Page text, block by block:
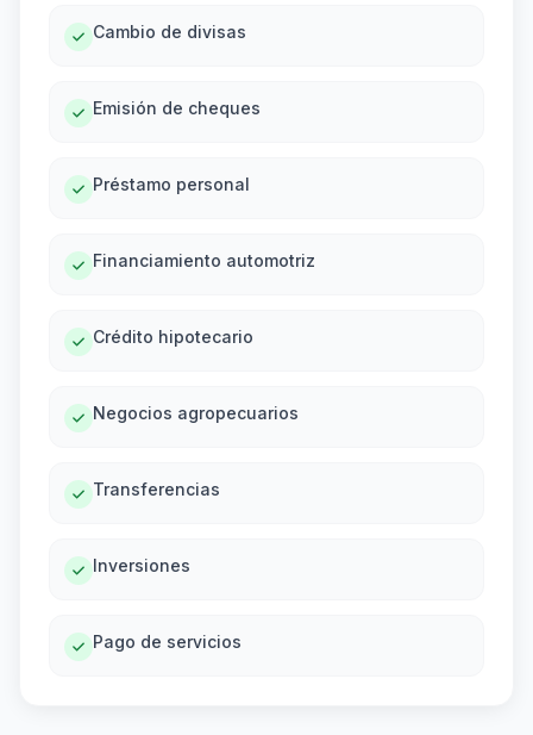
Cambio de divisas
Emisión de cheques
Préstamo personal
Financiamiento automotriz
Crédito hipotecario
Negocios agropecuarios
Transferencias
Inversiones
Pago de servicios